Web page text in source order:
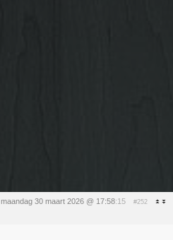
maandag 30 maart 2026 @ 17:58:15 #252